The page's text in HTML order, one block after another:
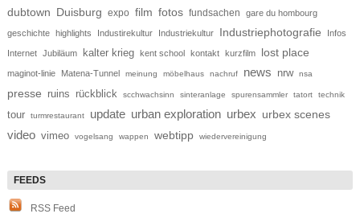
dubtown Duisburg expo film fotos fundsachen gare du hombourg
geschichte highlights Industirekultur Industriekultur Industriephotografie Infos
Internet Jubiläum kalter krieg kent school kontakt kurzfilm lost place
maginot-linie Matena-Tunnel meinung möbelhaus nachruf news nrw nsa
presse ruins rückblick scchwachsinn sinteranlage spurensammler tatort technik
tour turmrestaurant update urban exploration urbex urbex scenes
video vimeo vogelsang wappen webtipp wiedervereinigung
RSS Feed